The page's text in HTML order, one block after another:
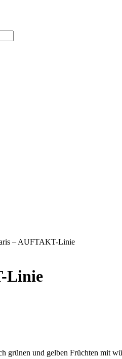
– AUFTAKT-Linie
Linie
grünen und gelben Früchten mit